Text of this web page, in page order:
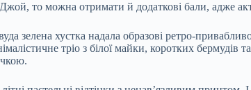
то можна отримати й додаткові бали, адже
зелена хустка надала образові ретро-
тріо з білої майки, коротких бермудів